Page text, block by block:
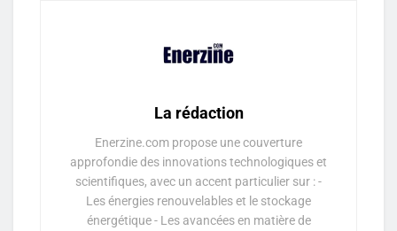
La rédaction
Enerzine.com propose une couverture
approfondie des innovations technologiques et
scientifiques, avec un accent particulier sur : -
Les énergies renouvelables et le stockage
énergétique - Les avancées en matière de